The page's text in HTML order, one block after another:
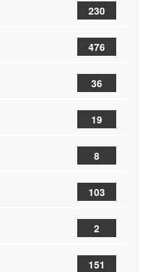
230
476
36
19
8
103
2
151